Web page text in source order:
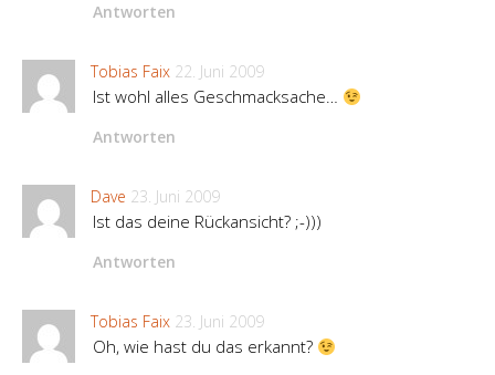
Antworten
Tobias Faix 22. Juni 2009
Ist wohl alles Geschmacksache…
Antworten
Dave 23. Juni 2009
Ist das deine Rückansicht? ;-)))
Antworten
Tobias Faix 23. Juni 2009
Oh, wie hast du das erkannt?